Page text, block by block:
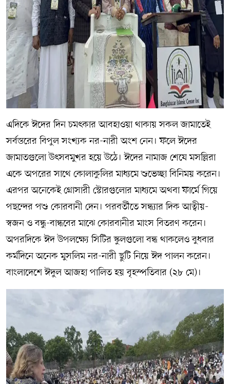
এদিকে ঈদের দিন চমৎকার আবহাওয়া থাকায় সকল জামাতেই
সর্বস্তরের বিপুল সংখ্যক নর-নারী অংশ নেন। ফলে ঈদের
জামাতগুলো উৎসবমুখর হয়ে উঠে। ঈদের নামাজ শেষে মসল্লিরা
একে অপরের সাথে কোলাকুলির মাধ্যমে শুভেচ্ছা বিনিময় করেন।
এরপর অনেকেই গ্রোসারী স্টোরগুলোর মাধ্যমে অথবা ফার্মে গিয়ে
পছন্দের পশু কোরবানী দেন। পরবর্তীতে সন্ধ্যার দিক আত্বীয়-
স্বজন ও বন্ধু-বান্ধবের মাঝে কোরবানীর মাংস বিতরণ করেন।
অপরদিকে ঈদ উপলক্ষ্যে সিটির স্কুলগুলো বন্ধ থাকলেও বুধবার
কর্মদিনে অনেক মুসলিম নর-নারী ছুটি নিয়ে ঈদ পালন করেন।
বাংলাদেশে ঈদুল আজহা পালিত হয় বৃহস্পতিবার (২৮ মে)।